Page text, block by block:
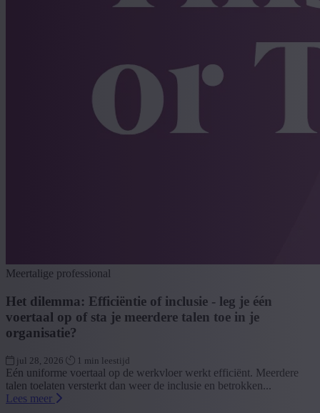
Meertalige professional
Het dilemma: Efficiëntie of inclusie - leg je één
voertaal op of sta je meerdere talen toe in je
organisatie?
jul 28, 2026 1 min leestijd
Eén uniforme voertaal op de werkvloer werkt efficiënt. Meerdere
talen toelaten versterkt dan weer de inclusie en betrokken...
Lees meer